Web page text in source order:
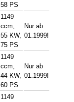
58 PS
1149
ccm,
55 KW,
75 PS
Nur ab
01.1999!
1149
ccm,
44 KW,
60 PS
Nur ab
01.1999!
1149